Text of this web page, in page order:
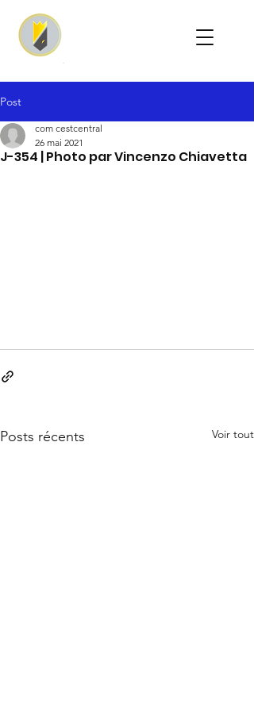
Post
J-354 | Photo par Vincenzo Chiavetta
com cestcentral
26 mai 2021
Posts récents Voir tout